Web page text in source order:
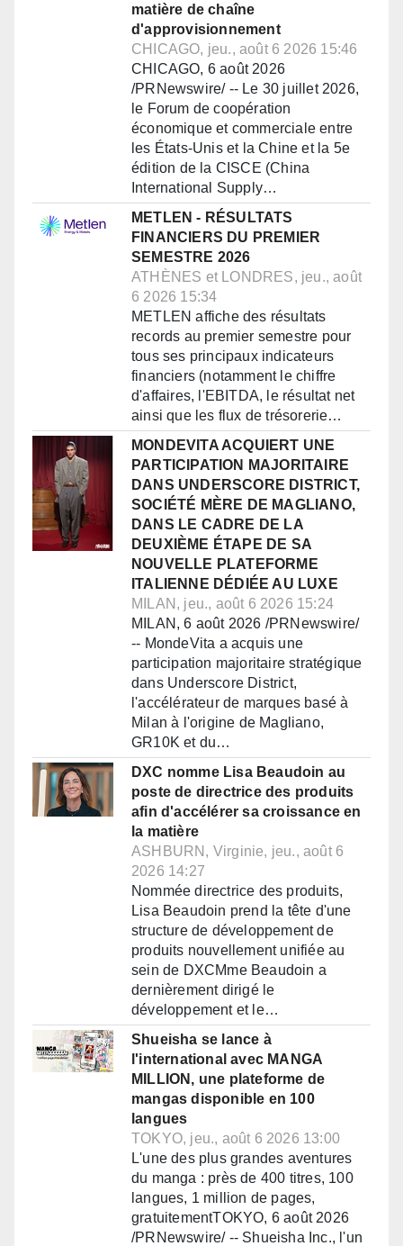
matière de chaîne
d'approvisionnement
CHICAGO, jeu., août 6 2026 15:46
CHICAGO, 6 août 2026
/PRNewswire/ -- Le 30 juillet 2026,
le Forum de coopération
économique et commerciale entre
les États-Unis et la Chine et la 5e
édition de la CISCE (China
International Supply…
METLEN - RÉSULTATS
FINANCIERS DU PREMIER
SEMESTRE 2026
ATHÈNES et LONDRES, jeu., août
6 2026 15:34
METLEN affiche des résultats
records au premier semestre pour
tous ses principaux indicateurs
financiers (notamment le chiffre
d'affaires, l'EBITDA, le résultat net
ainsi que les flux de trésorerie…
MONDEVITA ACQUIERT UNE
PARTICIPATION MAJORITAIRE
DANS UNDERSCORE DISTRICT,
SOCIÉTÉ MÈRE DE MAGLIANO,
DANS LE CADRE DE LA
DEUXIÈME ÉTAPE DE SA
NOUVELLE PLATEFORME
ITALIENNE DÉDIÉE AU LUXE
MILAN, jeu., août 6 2026 15:24
MILAN, 6 août 2026 /PRNewswire/
-- MondeVita a acquis une
participation majoritaire stratégique
dans Underscore District,
l'accélérateur de marques basé à
Milan à l'origine de Magliano,
GR10K et du…
DXC nomme Lisa Beaudoin au
poste de directrice des produits
afin d'accélérer sa croissance en
la matière
ASHBURN, Virginie, jeu., août 6
2026 14:27
Nommée directrice des produits,
Lisa Beaudoin prend la tête d'une
structure de développement de
produits nouvellement unifiée au
sein de DXCMme Beaudoin a
dernièrement dirigé le
développement et le…
Shueisha se lance à
l'international avec MANGA
MILLION, une plateforme de
mangas disponible en 100
langues
TOKYO, jeu., août 6 2026 13:00
L'une des plus grandes aventures
du manga : près de 400 titres, 100
langues, 1 million de pages,
gratuitementTOKYO, 6 août 2026
/PRNewswire/ -- Shueisha Inc., l'un